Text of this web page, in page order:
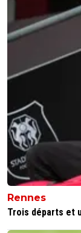
Rennes
Trois départs et